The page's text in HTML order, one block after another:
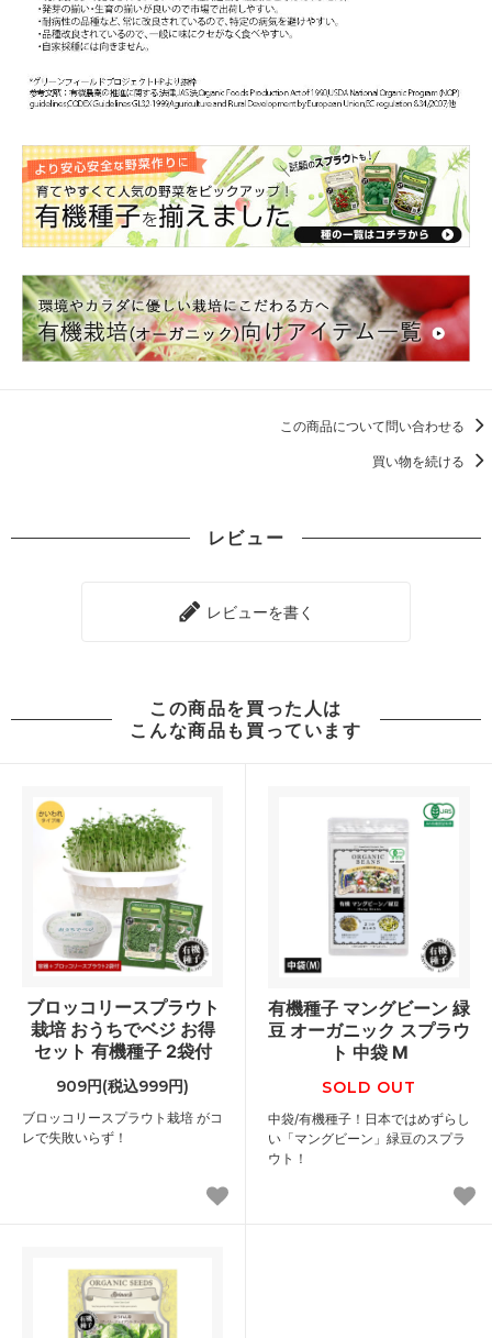
この商品について問い合わせる
買い物を続ける
レビュー
レビューを書く
この商品を買った人は
こんな商品も買っています
ブロッコリースプラウト
栽培 おうちでベジ お得
セット 有機種子 2袋付
909円(税込999円)
ブロッコリースプラウト栽培 がコ
レで失敗いらず！
有機種子 マングビーン 緑
豆 オーガニック スプラウ
ト 中袋 M
SOLD OUT
中袋/有機種子！日本ではめずらし
い「マングビーン」緑豆のスプラ
ウト！